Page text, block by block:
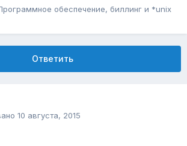
обеспечение, биллинг и *unix
Ответить
10 августа, 2015